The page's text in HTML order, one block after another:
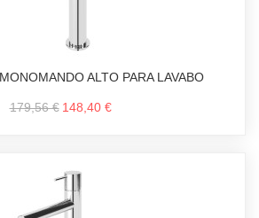
ALTO PARA LAVABO
179,56 € 148,40 €